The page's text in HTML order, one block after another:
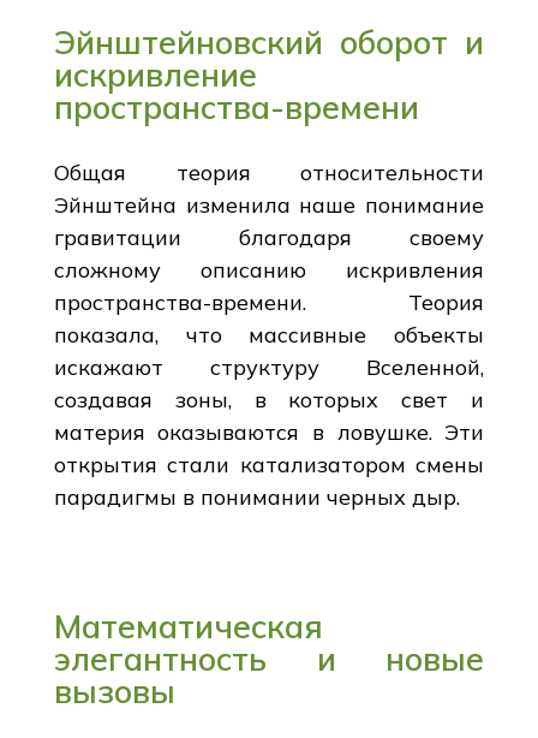
Эйнштейновский оборот и
искривление
пространства-времени
Общая теория относительности
Эйнштейна изменила наше понимание
гравитации благодаря своему
сложному описанию искривления
пространства-времени. Теория
показала, что массивные объекты
искажают структуру Вселенной,
создавая зоны, в которых свет и
материя оказываются в ловушке. Эти
открытия стали катализатором смены
парадигмы в понимании черных дыр.
Математическая
элегантность и новые
вызовы